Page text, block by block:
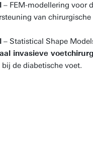
– FEM-modellering voor
van
– Statistical Shape
invasieve
de diabetische voet.